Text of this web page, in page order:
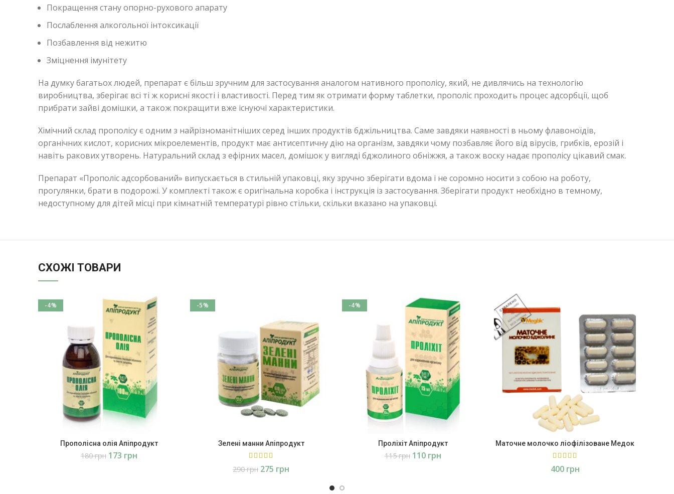
Покращення стану опорно-рухового апарату
Послаблення алкогольної інтоксикації
Позбавлення від нежитю
Зміцнення імунітету
На думку багатьох людей, препарат є більш зручним для застосування аналогом нативного прополісу, який, не дивлячись на технологію
виробництва, зберігає всі ті ж корисні якості і властивості. Перед тим як отримати форму таблетки, прополіс проходить процес адсорбції, щоб
прибрати зайві домішки, а також покращити вже існуючі характеристики.
Хімічний склад прополісу є одним з найрізноманітніших серед інших продуктів бджільництва. Саме завдяки наявності в ньому флавоноїдів,
органічних кислот, корисних мікроелементів, продукт має антисептичну дію на організм, завдяки чому позбавляє його від вірусів, грибків, ерозій і
навіть ракових утворень. Натуральний склад з ефірних масел, домішок у вигляді бджолиного обніжжя, а також воску надає прополісу цікавий смак.
Препарат «Прополіс адсорбований» випускається в стильній упаковці, яку зручно зберігати вдома і не соромно носити з собою на роботу,
прогулянки, брати в подорожі. У комплекті також є оригінальна коробка і інструкція із застосування. Зберігати продукт необхідно в темному,
недоступному для дітей місці при кімнатній температурі рівно стільки, скільки вказано на упаковці.
СХОЖІ ТОВАРИ
-4%
Прополісна олія Апіпродукт
180грн 173 грн
-5%
Зелені манни Апіпродукт
290грн 275 грн
-4%
Проліхіт Апіпродукт
115грн 110 грн
Маточне молочко ліофілізоване Медок
грн